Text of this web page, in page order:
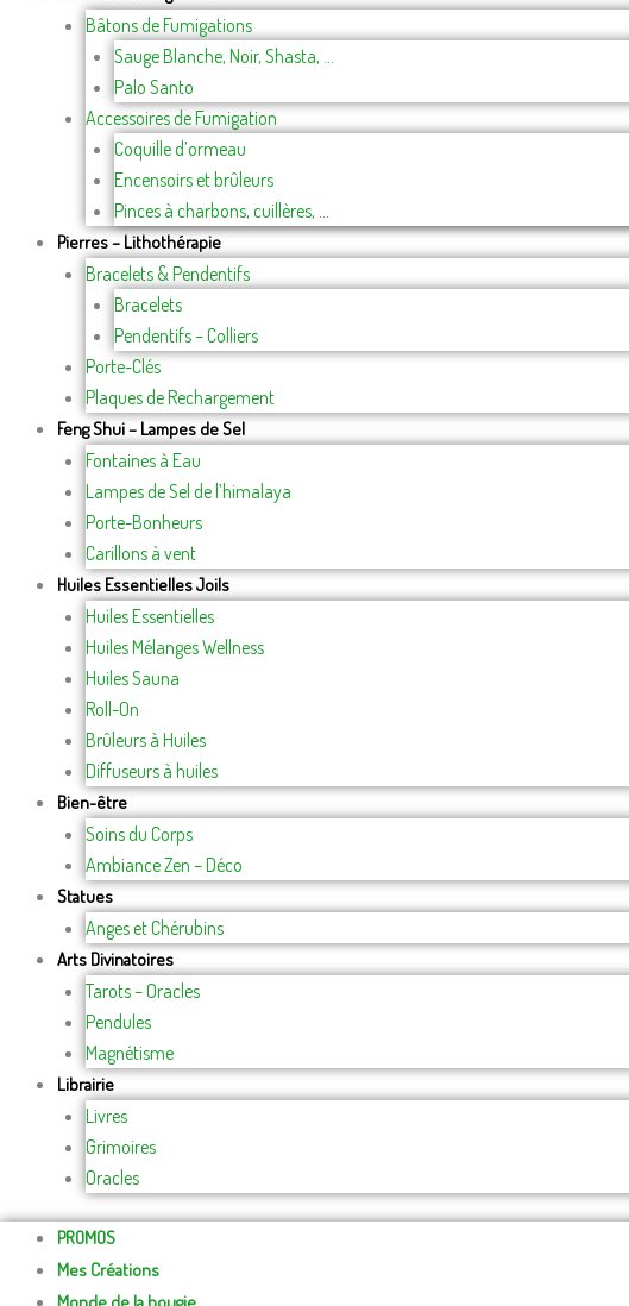
Bâtons de Fumigations
Sauge Blanche, Noir, Shasta, …
Palo Santo
Accessoires de Fumigation
Coquille d’ormeau
Encensoirs et brûleurs
Pinces à charbons, cuillères, …
Pierres – Lithothérapie
Bracelets & Pendentifs
Bracelets
Pendentifs – Colliers
Porte-Clés
Plaques de Rechargement
Feng Shui – Lampes de Sel
Fontaines à Eau
Lampes de Sel de l’himalaya
Porte-Bonheurs
Carillons à vent
Huiles Essentielles Joils
Huiles Essentielles
Huiles Mélanges Wellness
Huiles Sauna
Roll-On
Brûleurs à Huiles
Diffuseurs à huiles
Bien-être
Soins du Corps
Ambiance Zen – Déco
Statues
Anges et Chérubins
Arts Divinatoires
Tarots – Oracles
Pendules
Magnétisme
Librairie
Livres
Grimoires
Oracles
PROMOS
Mes Créations